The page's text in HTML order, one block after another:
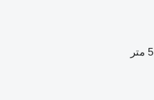
5 متر